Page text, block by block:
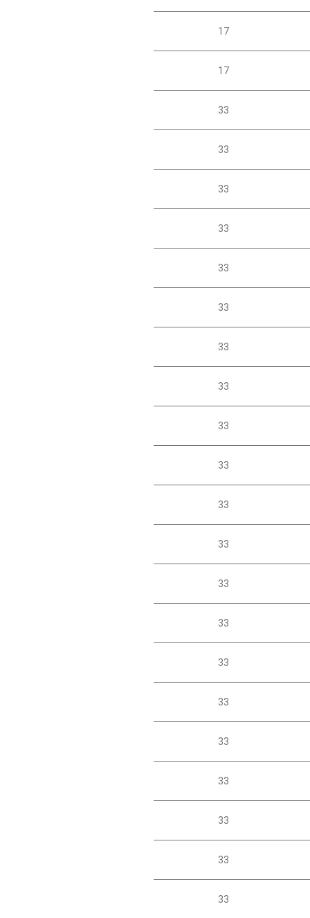
17
17
33
33
33
33
33
33
33
33
33
33
33
33
33
33
33
33
33
33
33
33
33